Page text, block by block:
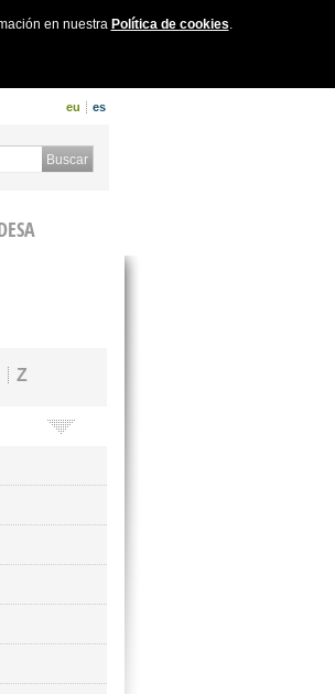
en nuestra Política de cookies.
eu es
Z